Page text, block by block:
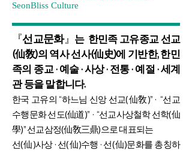
SeonBliss Culture
『선교문화』 는 한민족 고유종교 선교
(仙敎)의 역사 선사(仙史)에 기반한, 한민
족의 종교 · 예술 · 사상 · 전통 · 예절 · 세계
관 등을 말합니다.
한국 고유의 “하느님 신앙 선교(仙敎)” · “선교
수행문화 선도(仙道)” · “선교사상철학 선학(仙
學)” 선교삼정(仙敎三鼎)으로 대표되는
선(仙)사상 · 선(仙)수행 · 선(仙)문화를 총칭하